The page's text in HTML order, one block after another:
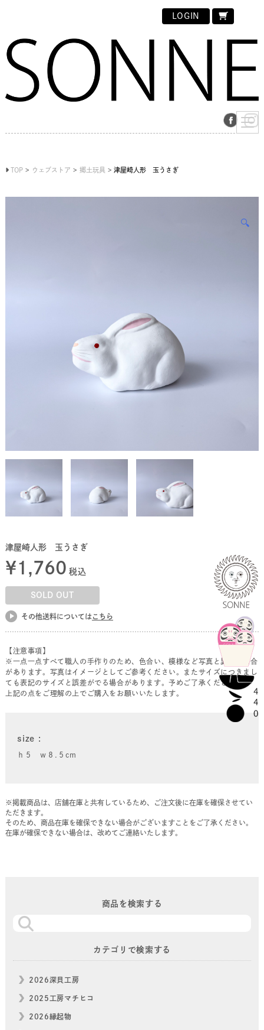
LOGIN
TOP ウェブストア 郷土玩具 津屋崎人形 玉うさぎ
🔍
津屋崎人形 玉うさぎ
¥1,760 税込
SOLD OUT
その他送料については こちら
【注意事項】
※一点一点すべて職人の手作りのため、色合い、模様など写真と異なる場合
があります。写真はイメージとしてご参考ください。またサイズにつきまし
ても表記のサイズと誤差がでる場合があります。予めご了承ください。
上記の点をご理解の上でご購入をお願いいたします。
size
ｈ５ ｗ８.５cm
※掲載商品は、店舗在庫と共有しているため、ご注文後に在庫を確保させてい
ただきます。
そのため、商品在庫を確保できない場合がございますことをご了承ください。
在庫が確保できない場合は、改めてご連絡いたします。
商品を検索する
カテゴリで検索する
2026深貝工房
2025工房マチヒコ
2026縁起物